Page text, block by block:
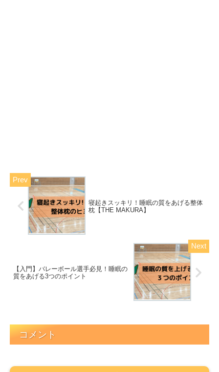
寝起きスッキリ！睡眠の質をあげる整体
枕【THE MAKURA】
【入門】バレーボール選手必見！睡眠の
質をあげる3つのポイント
コメント